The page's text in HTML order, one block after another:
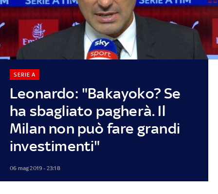
Leonardo: "Bakayoko? Se
ha sbagliato pagherà. Il
Milan non può fare grandi
investimenti"
SERIE A
06 mag 2019 - 23:18